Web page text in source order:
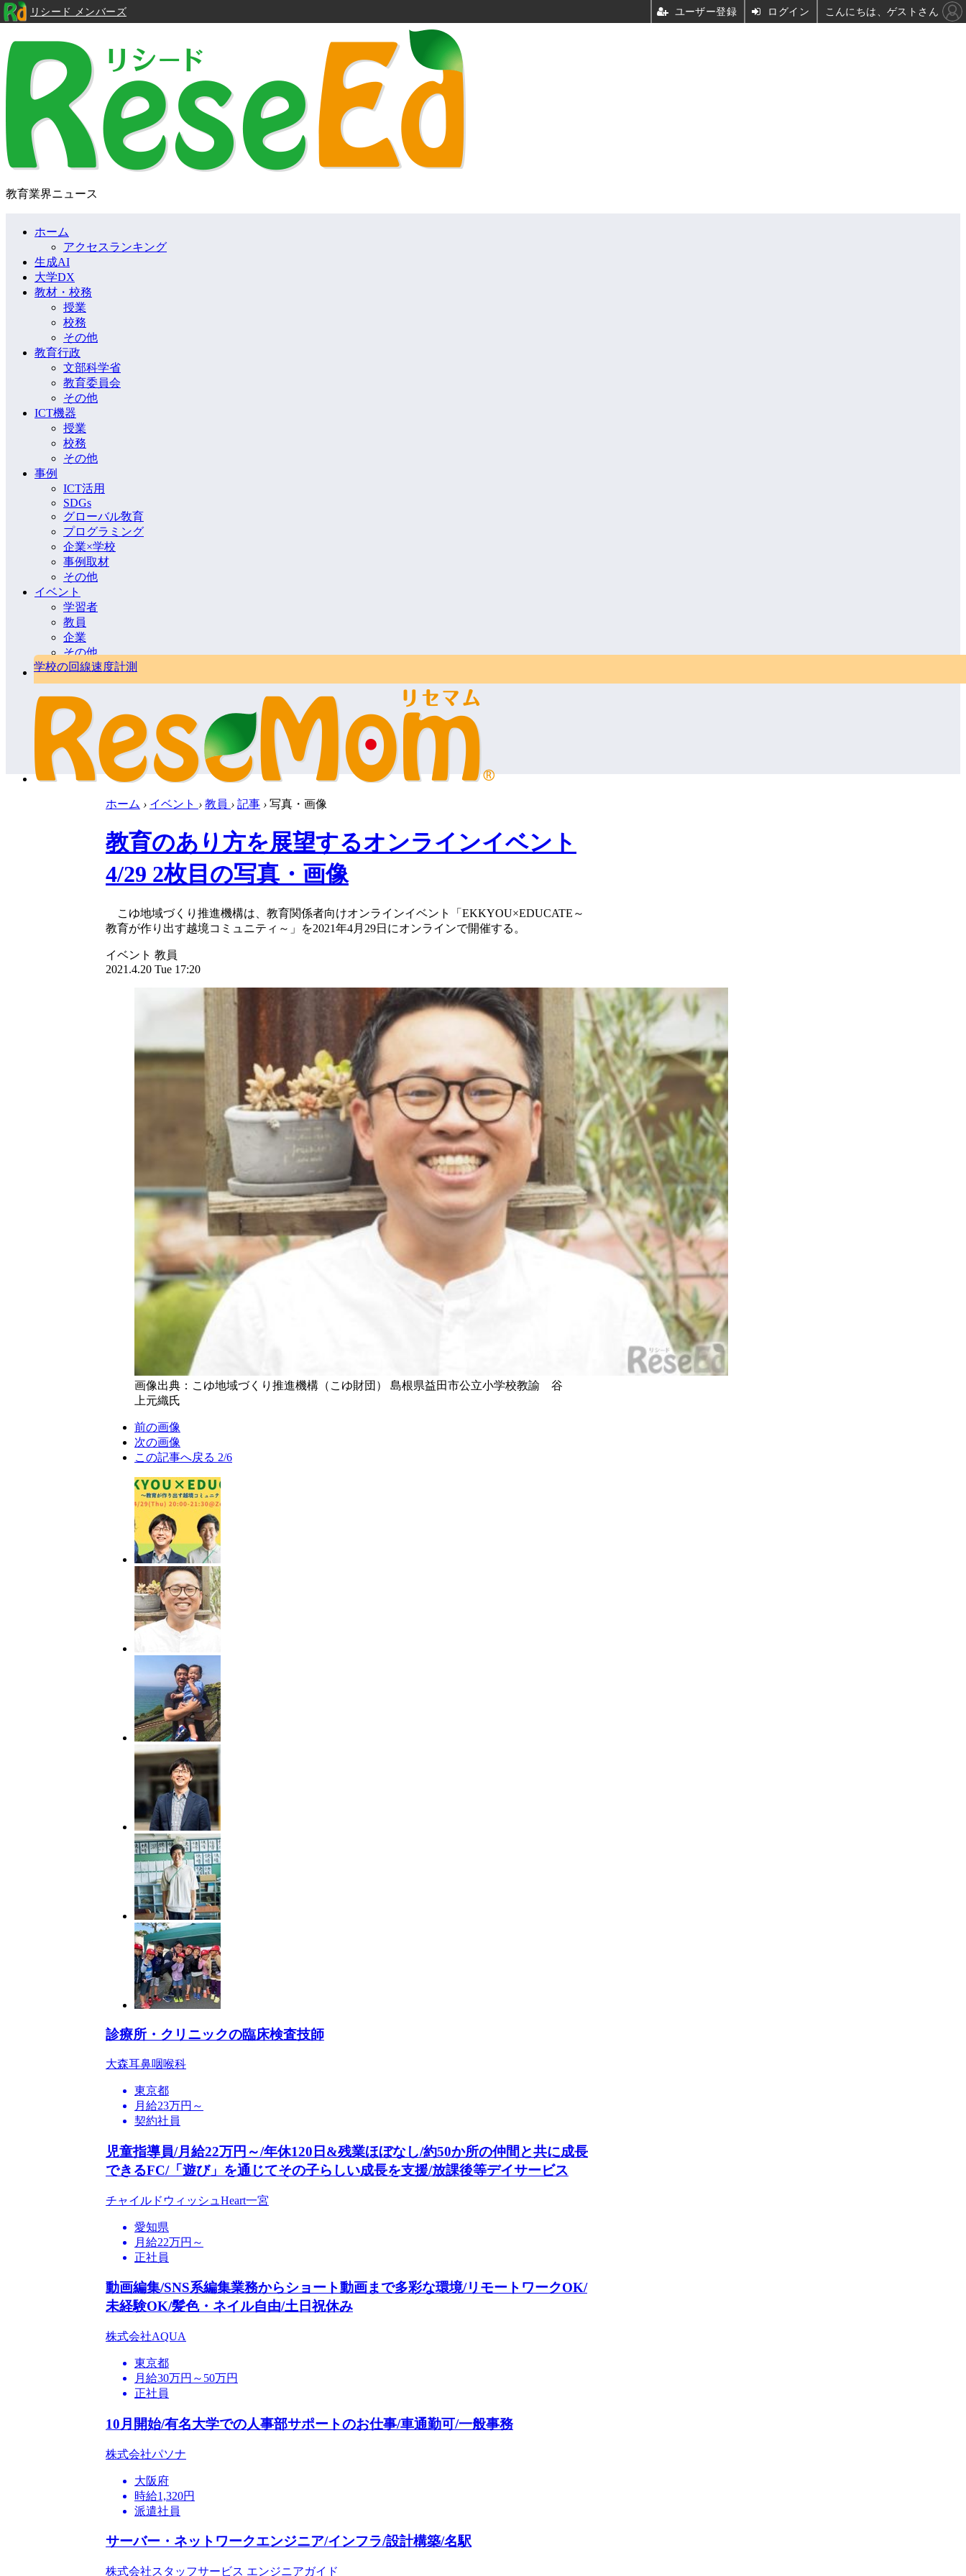
教育業界ニュース
ホーム
アクセスランキング
生成AI
大学DX
教材・校務
授業
校務
その他
教育行政
文部科学省
教育委員会
その他
ICT機器
授業
校務
その他
事例
ICT活用
SDGs
グローバル敎育
プログラミング
企業×学校
事例取材
その他
イベント
学習者
教員
企業
その他
学校の回線速度計測
ホーム › イベント › 教員 › 記事 › 写真・画像
教育のあり方を展望するオンラインイベント
4/29 2枚目の写真・画像
こゆ地域づくり推進機構は、教育関係者向けオンラインイベント「EKKYOU×EDUCATE～
教育が作り出す越境コミュニティ～」を2021年4月29日にオンラインで開催する。
イベント 教員
2021.4.20 Tue 17:20
画像出典：こゆ地域づくり推進機構（こゆ財団）
島根県益田市公立小学校教諭 谷
上元織氏
前の画像
次の画像
この記事へ戻る 2/6
診療所・クリニックの臨床検査技師
大森耳鼻咽喉科
東京都
月給23万円～
契約社員
児童指導員/月給22万円～/年休120日&残業ほぼなし/約50か所の仲間と共に成長
できるFC/「遊び」を通じてその子らしい成長を支援/放課後等デイサービス
チャイルドウィッシュHeart一宮
愛知県
月給22万円～
正社員
動画編集/SNS系編集業務からショート動画まで多彩な環境/リモートワークOK/
未経験OK/髪色・ネイル自由/土日祝休み
株式会社AQUA
東京都
月給30万円～50万円
正社員
10月開始/有名大学での人事部サポートのお仕事/車通勤可/一般事務
株式会社パソナ
大阪府
時給1,320円
派遣社員
サーバー・ネットワークエンジニア/インフラ/設計構築/名駅
株式会社スタッフサービス エンジニアガイド
リシード メンバーズ ユーザー登録 ログイン こんにちは、ゲストさん